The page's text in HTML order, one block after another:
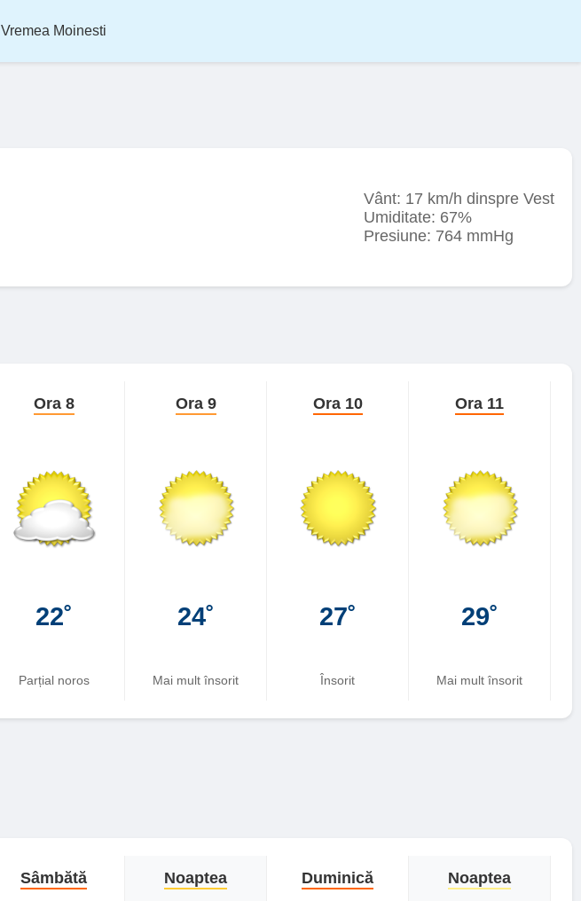
Vremea Moinesti
Vânt: 17 km/h dinspre Vest
Umiditate: 67%
Presiune: 764 mmHg
Ora 8
22˚
Parțial noros
Ora 9
24˚
Mai mult însorit
Ora 10
27˚
Însorit
Ora 11
29˚
Mai mult însorit
Sâmbătă Noaptea Duminică Noaptea